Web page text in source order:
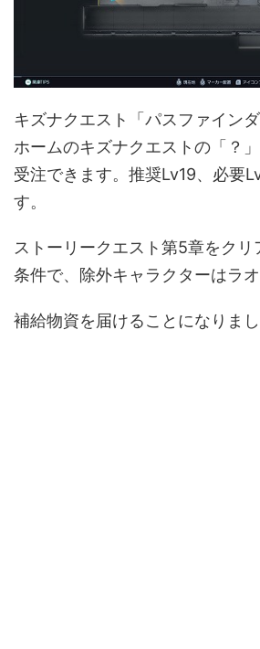
キズナクエスト「パスファイン
ホームのキズナクエストの「？
受注できます。推奨Lv19、必要
す。
ストーリークエスト第5章をク
条件で、除外キャラクターはラオ
補給物資を届けることになりまし